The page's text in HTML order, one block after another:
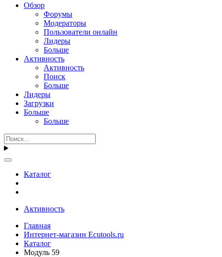
Обзор
Форумы
Модераторы
Пользователи онлайн
Лидеры
Больше
Активность
Активность
Поиск
Больше
Лидеры
Загрузки
Больше
Больше
Каталог
Активность
Главная
Интернет-магазин Ecutools.ru
Каталог
Модуль 59